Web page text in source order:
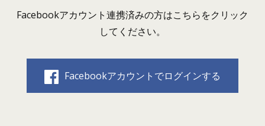
Facebookアカウント連携済みの方はこちらをクリック
してください。
Facebookアカウントでログインする